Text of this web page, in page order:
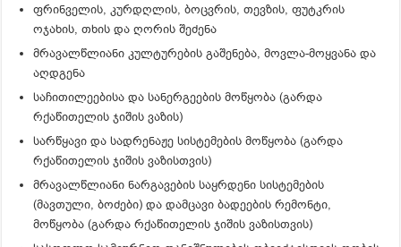
ფრინველის, კურდღლის, ბოცვრის, თევზის, ფუტკრის
ოჯახის, თხის და ღორის შეძენა
მრავალწლიანი კულტურების გაშენება, მოვლა-მოყვანა და
აღდგენა
საჩითილეებისა და სანერგეების მოწყობა (გარდა
რქაწითელის ჯიშის ვაზის)
სარწყავი და სადრენაჟე სისტემების მოწყობა (გარდა
რქაწითელის ჯიშის ვაზისთვის)
მრავალწლიანი ნარგავების საყრდენი სისტემების
(მავთული, ბოძები) და დამცავი ბადეების რემონტი,
მოწყობა (გარდა რქაწითელის ჯიშის ვაზისთვის)